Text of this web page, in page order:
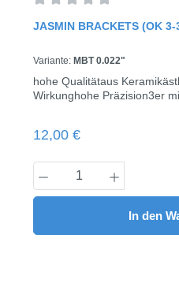
JASMIN BRACKETS (OK 3-
Variante: MBT 0.022"
hohe Qualitätaus
Wirkunghohe Präzision3er
Regulärer Preis:
12,00 €
Produkt Anzahl:
In den